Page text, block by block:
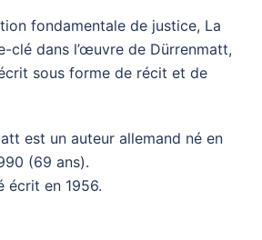
fondamentale de justice, La
clé dans l’œuvre de Dürrenmatt,
sous forme de récit et de
est un auteur allemand né en
(69 ans).
écrit en 1956.